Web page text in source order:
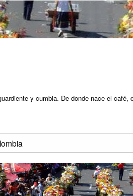
y cumbia. De donde nace el café,